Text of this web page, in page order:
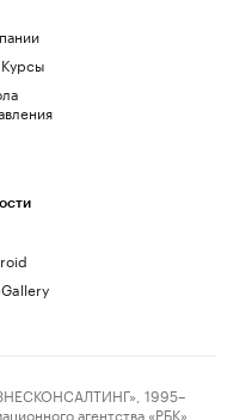
1995–
агентства «РБК»